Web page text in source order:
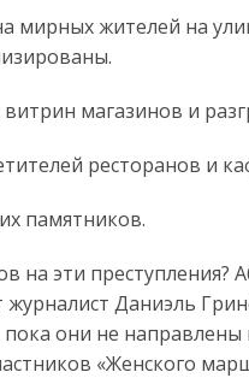
мирных жителей на
магазинов и
ресторанов и
памятников.
на эти
журналист Даниэль
они не
«Женского